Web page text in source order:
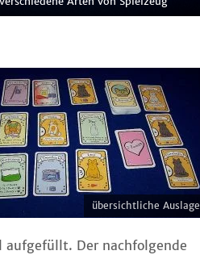
über­sicht­li­che Auslage
auf­ge­füllt. Der nach­fol­gen­de